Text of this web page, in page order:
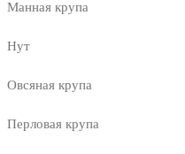
Манная крупа
Нут
Овсяная крупа
Перловая крупа